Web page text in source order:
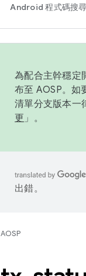
Android 程式碼搜
為配合主幹穩定
布至 AOSP。如
清單分支版本一
更 」。
出錯。
AOSP